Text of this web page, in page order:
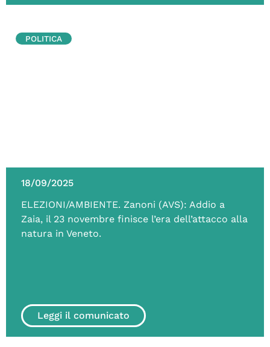
18/09/2025
ELEZIONI/AMBIENTE. Zanoni (AVS): Addio a
Zaia, il 23 novembre finisce l’era dell’attacco alla
natura in Veneto.
Leggi il comunicato
POLITICA